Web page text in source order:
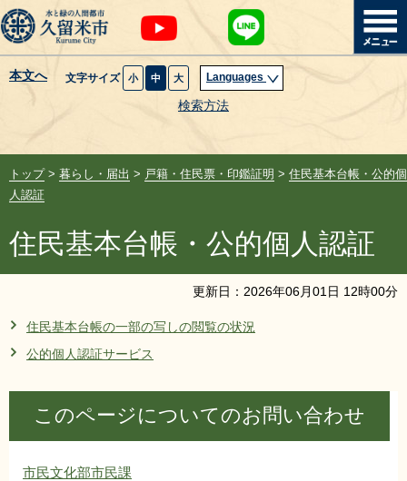
本文へ 文字サイズ 小 中 大 Languages
検索方法
暮らし・届出
健康・医療・福祉
観光魅力・イベント
リンク集 利用ガイド
RSS
トップ> 暮らし・届出 > 戸籍・住民票・印鑑証明 > 住民基本台帳・公的個
人認証
住民基本台帳・公的個人認証
更新日： 2026年06月01 日 12時00分
住民基本台帳の一部の写しの閲覧の状況
公的個人認証サービス
このページについてのお問い合わせ
市民文化部市民課